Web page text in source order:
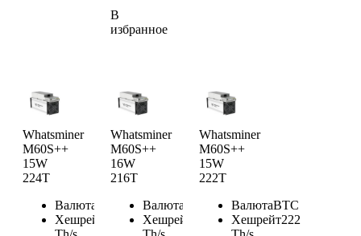
В
избранное
Whatsminer
M60S++
15W
224T
Валюта
Хешрейт
Whatsminer
M60S++
16W
216T
Валюта
Хешрейт
Whatsminer
M60S++
15W
222T
ВалютаBTC
Хешрейт222